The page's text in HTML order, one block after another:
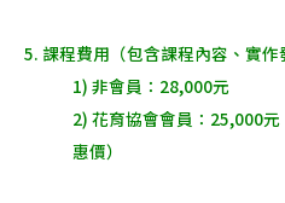
5. 課程費用（包含課程內容、實作
1) 非會員：28,000元
2) 花育協會會員：25,000
惠價）